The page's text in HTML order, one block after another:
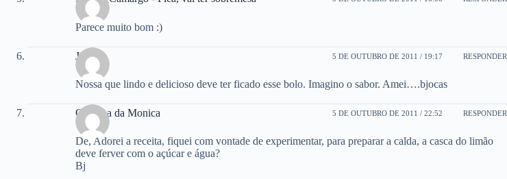
Parece muito bom :)
Josy 5 DE OUTUBRO DE 2011 / 19:17 RESPONDER
Nossa que lindo e delicioso deve ter ficado esse bolo. Imagino o sabor. Amei….bjocas
Cozinha da Monica 5 DE OUTUBRO DE 2011 / 22:52 RESPONDER
De, Adorei a receita, fiquei com vontade de experimentar, para preparar a calda, a casca do limão
deve ferver com o açúcar e água?
Bj